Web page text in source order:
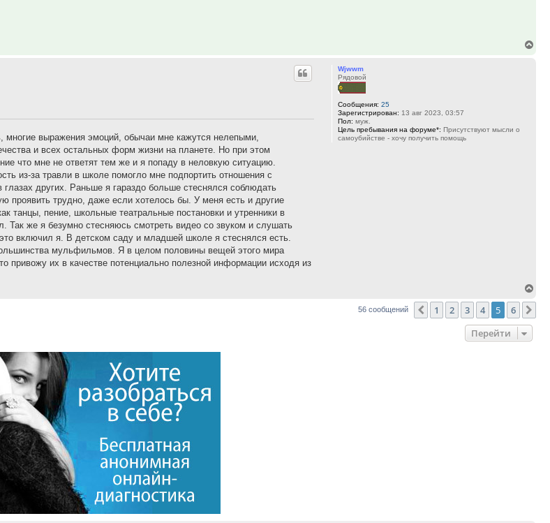
Wjwwm
Рядовой
Сообщения: 25
Зарегистрирован: 13 авг 2023, 03:57
Пол: муж.
Цель пребывания на форуме*: Присутствуют мысли о
самоубийстве - хочу получить помощь
выражения эмоций, обычаи мне кажутся нелепыми,
и всех остальных форм жизни на планете. Но при этом
что мне не ответят тем же и я попаду в неловкую ситуацию.
из-за травли в школе помогло мне подпортить отношения с
других. Раньше я гараздо больше стеснялся соблюдать
проявить трудно, даже если хотелось бы. У меня есть и другие
танцы, пение, школьные театральные постановки и утренники в
Так же я безумно стесняюсь смотреть видео со звуком и слушать
включил я. В детском саду и младшей школе я стеснялся есть.
мульфильмов. Я в целом половины вещей этого мира
привожу их в качестве потенциально полезной информации исходя из
к
56 сообщений Пред.
1 2 3 4 5 6
Перейти